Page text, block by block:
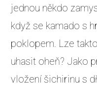
jednou někdo
když se kamado s
poklopem. Lze
uhasit oheň? Jako
vložení šichirinu s